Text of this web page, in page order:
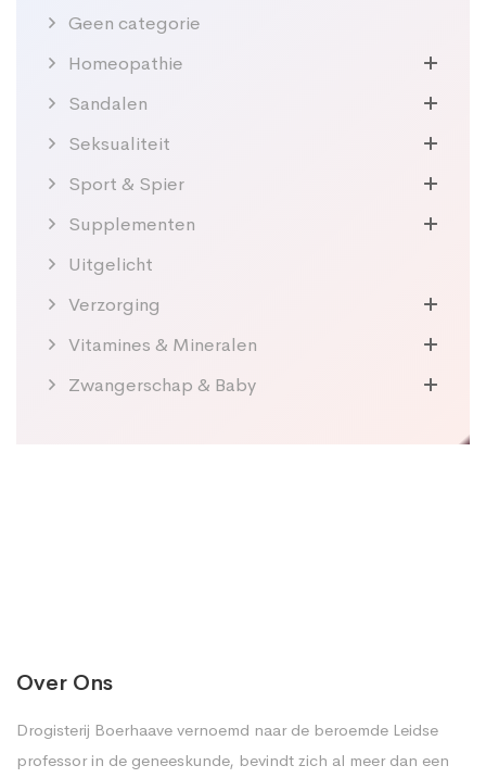
Geen categorie
Homeopathie
Sandalen
Seksualiteit
Sport & Spier
Supplementen
Uitgelicht
Verzorging
Vitamines & Mineralen
Zwangerschap & Baby
Over Ons
Drogisterij Boerhaave vernoemd naar de beroemde Leidse
professor in de geneeskunde, bevindt zich al meer dan een